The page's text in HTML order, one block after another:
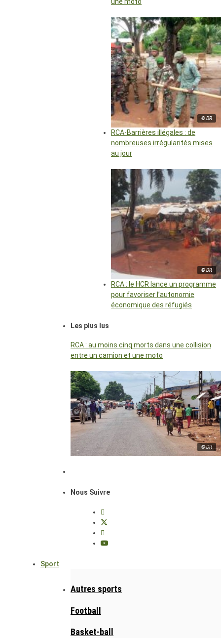
© DR
RCA-Barrières illégales : de
nombreuses irrégularités mises
au jour
© DR
RCA : le HCR lance un programme
pour favoriser l’autonomie
économique des réfugiés
Les plus lus
RCA : au moins cinq morts dans une collision
entre un camion et une moto
© DR
Nous Suivre
Sport
Autres sports
Football
Basket-ball